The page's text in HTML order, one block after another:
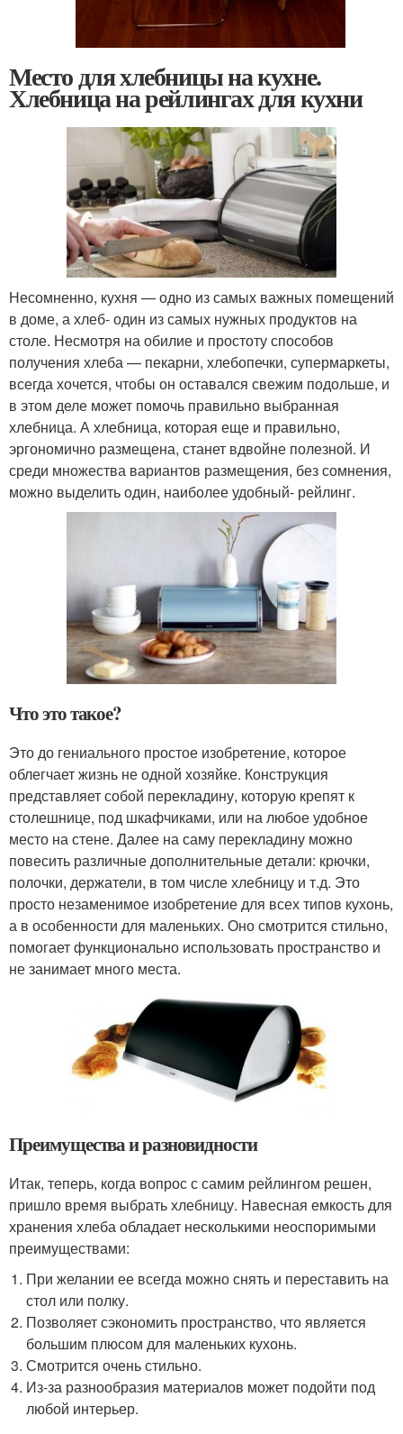
Место для хлебницы на кухне.
Хлебница на рейлингах для кухни
Несомненно, кухня — одно из самых важных помещений
в доме, а хлеб- один из самых нужных продуктов на
столе. Несмотря на обилие и простоту способов
получения хлеба — пекарни, хлебопечки, супермаркеты,
всегда хочется, чтобы он оставался свежим подольше, и
в этом деле может помочь правильно выбранная
хлебница. А хлебница, которая еще и правильно,
эргономично размещена, станет вдвойне полезной. И
среди множества вариантов размещения, без сомнения,
можно выделить один, наиболее удобный- рейлинг.
Что это такое?
Это до гениального простое изобретение, которое
облегчает жизнь не одной хозяйке. Конструкция
представляет собой перекладину, которую крепят к
столешнице, под шкафчиками, или на любое удобное
место на стене. Далее на саму перекладину можно
повесить различные дополнительные детали: крючки,
полочки, держатели, в том числе хлебницу и т.д. Это
просто незаменимое изобретение для всех типов кухонь,
а в особенности для маленьких. Оно смотрится стильно,
помогает функционально использовать пространство и
не занимает много места.
Преимущества и разновидности
Итак, теперь, когда вопрос с самим рейлингом решен,
пришло время выбрать хлебницу. Навесная емкость для
хранения хлеба обладает несколькими неоспоримыми
преимуществами:
При желании ее всегда можно снять и переставить на
стол или полку.
Позволяет сэкономить пространство, что является
большим плюсом для маленьких кухонь.
Смотрится очень стильно.
Из-за разнообразия материалов может подойти под
любой интерьер.